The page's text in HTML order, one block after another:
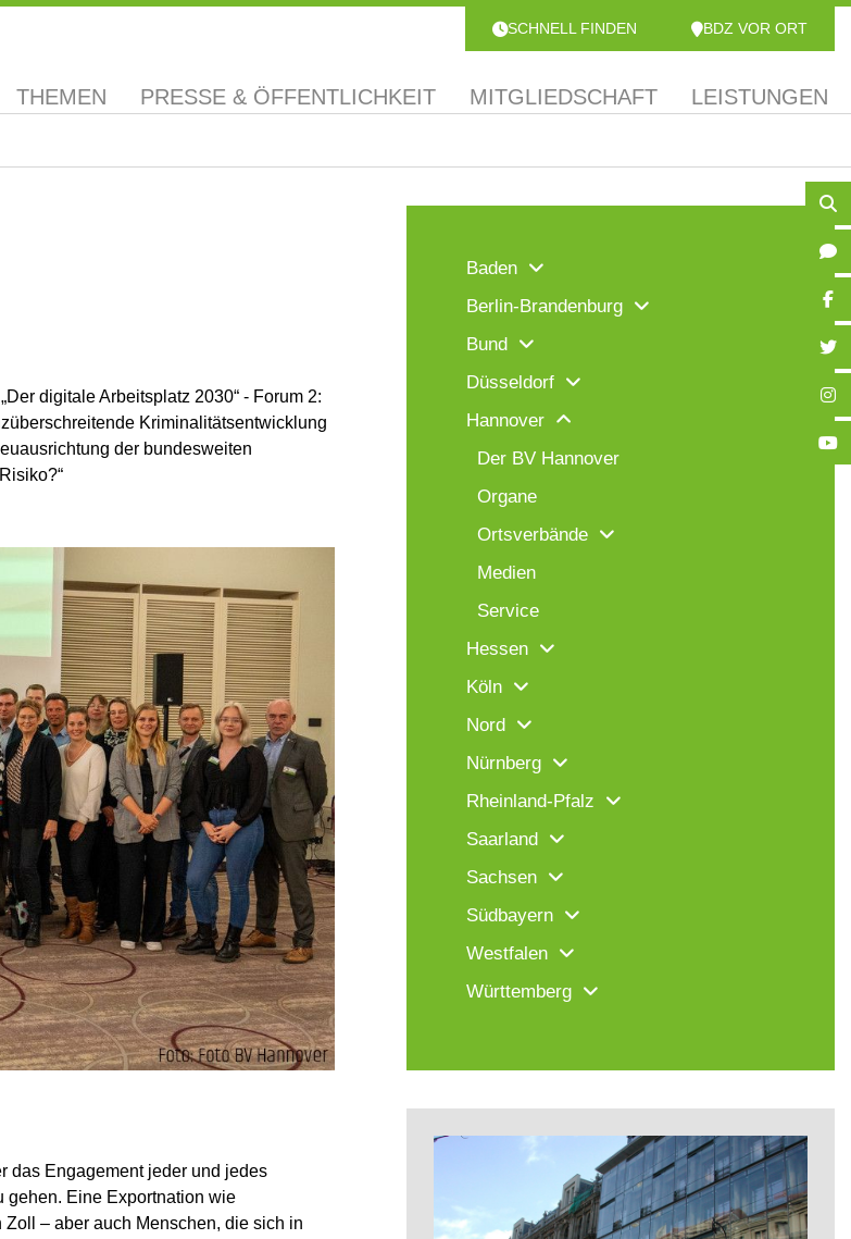
SCHNELL FINDEN BDZ VOR ORT
THEMEN PRESSE & ÖFFENTLICHKEIT MITGLIEDSCHAFT LEISTUNGEN
digitale Arbeitsplatz 2030“ - Forum 2:
Kriminalitätsentwicklung
der bundesweiten
das Engagement jeder und jedes
gehen. Eine Exportnation wie
– aber auch Menschen, die sich in
Baden
Berlin-Brandenburg
Bund
Düsseldorf
Hannover
Der BV Hannover
Organe
Ortsverbände
Medien
Service
Hessen
Köln
Nord
Nürnberg
Rheinland-Pfalz
Saarland
Sachsen
Südbayern
Westfalen
Württemberg